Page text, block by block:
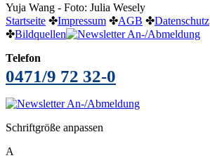
Yuja Wang - Foto: Julia Wesely
Startseite ✤Impressum ✤AGB ✤Datenschutz
✤Bildquellen
Telefon
0471/9 72 32-0
Schriftgröße anpassen
A